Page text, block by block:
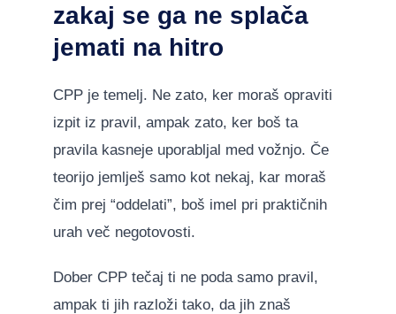
zakaj se ga ne splača
jemati na hitro
CPP je temelj. Ne zato, ker moraš opraviti
izpit iz pravil, ampak zato, ker boš ta
pravila kasneje uporabljal med vožnjo. Če
teorijo jemlješ samo kot nekaj, kar moraš
čim prej “oddelati”, boš imel pri praktičnih
urah več negotovosti.
Dober CPP tečaj ti ne poda samo pravil,
ampak ti jih razloži tako, da jih znaš